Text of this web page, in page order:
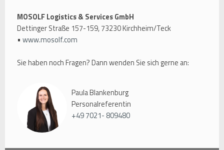
MOSOLF Logistics & Services GmbH
Dettinger Straße 157-159, 73230 Kirchheim/Teck
• www.mosolf.com
Sie haben noch Fragen? Dann wenden Sie sich gerne an:
Paula Blankenburg
Personalreferentin
+49 7021- 809480